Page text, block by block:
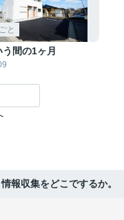
と
間の1ヶ月
情報収集をどこでするか。